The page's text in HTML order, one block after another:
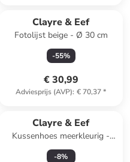
Clayre & Eef
Fotolijst beige - Ø 30 cm
-55%
€ 30,99
Adviesprijs (AVP): € 70,37*
Clayre & Eef
Kussenhoes meerkleurig -
(L)45 x (B)45 cm
-8%